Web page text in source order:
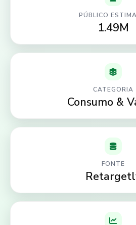
PÚBLICO
1.49M
CATEGORIA
Consumo &
FONTE